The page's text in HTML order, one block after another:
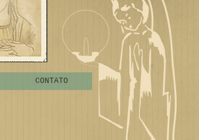
CONTATO